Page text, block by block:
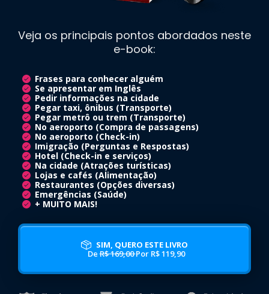
Veja os principais pontos abordados neste
e-book:
Frases para conhecer alguém
Se apresentar em Inglês
Pedir informações na cidade
Pegar taxi, ônibus (Transporte)
Pegar metrô ou trem (Transporte)
No aeroporto (Compra de passagens)
No aeroporto (Check-in)
Imigração (Perguntas e Respostas)
Hotel (Check-in e serviços)
Na cidade (Atrações turísticas)
Lojas e cafés (Alimentação)
Restaurantes (Opções diversas)
Emergências (Saúde)
+ MUITO MAIS!
SIM, QUERO ESTE LIVRO
DeR$ 169,00Por R$ 119,90